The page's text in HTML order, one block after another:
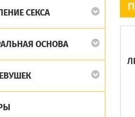
СЕКСА
ОСНОВА